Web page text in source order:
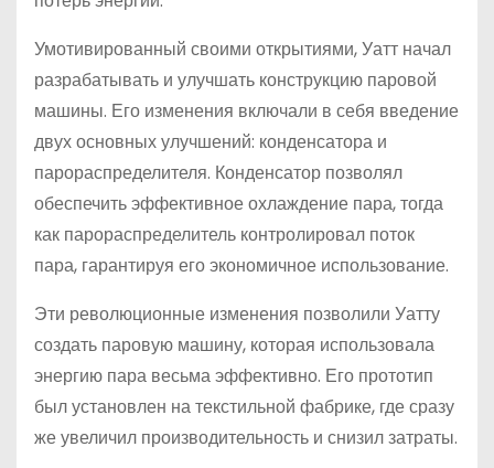
Умотивированный своими открытиями, Уатт начал
разрабатывать и улучшать конструкцию паровой
машины. Его изменения включали в себя введение
двух основных улучшений: конденсатора и
парораспределителя. Конденсатор позволял
обеспечить эффективное охлаждение пара, тогда
как парораспределитель контролировал поток
пара, гарантируя его экономичное использование.
Эти революционные изменения позволили Уатту
создать паровую машину, которая использовала
энергию пара весьма эффективно. Его прототип
был установлен на текстильной фабрике, где сразу
же увеличил производительность и снизил затраты.